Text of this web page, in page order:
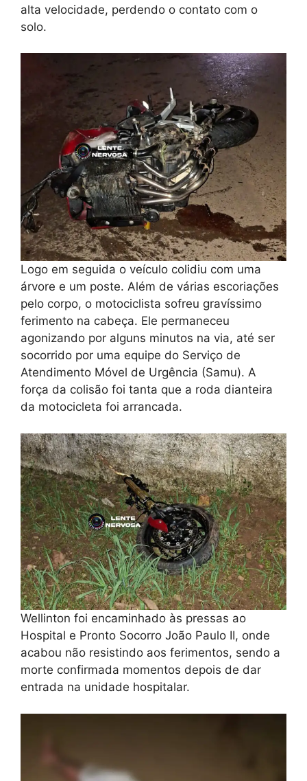
alta velocidade, perdendo o contato com o
solo.
Logo em seguida o veículo colidiu com uma
árvore e um poste. Além de várias escoriações
pelo corpo, o motociclista sofreu gravíssimo
ferimento na cabeça. Ele permaneceu
agonizando por alguns minutos na via, até ser
socorrido por uma equipe do Serviço de
Atendimento Móvel de Urgência (Samu). A
força da colisão foi tanta que a roda dianteira
da motocicleta foi arrancada.
Wellinton foi encaminhado às pressas ao
Hospital e Pronto Socorro João Paulo II, onde
acabou não resistindo aos ferimentos, sendo a
morte confirmada momentos depois de dar
entrada na unidade hospitalar.